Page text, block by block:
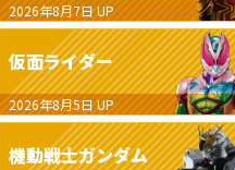
2026年8月7日 UP
仮面ライダー
2026年8月5日 UP
機動戦士ガンダム